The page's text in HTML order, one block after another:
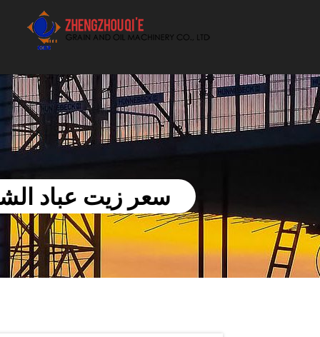
أفضل بيع آلة الزيوت النباتية الموردون
سعر زيت عباد